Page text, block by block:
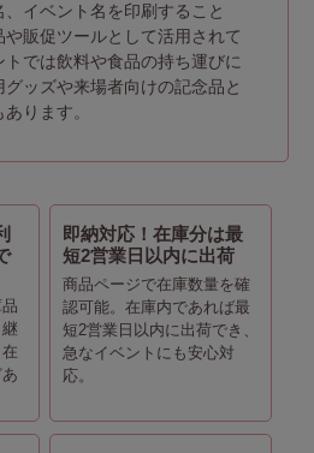
イベント名を印刷すること
販促ツールとして活用されて
では飲料や食品の持ち運びに
ッズや来場者向けの記念品と
ります。
即納対応！在庫分は最
短2営業日以内に出荷
商品ページで在庫数量を確
認可能。在庫内であれば最
短2営業日以内に出荷でき、
急なイベントにも安心対
応。